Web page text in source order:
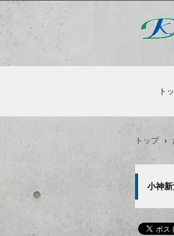
ト
トップ ›
小神